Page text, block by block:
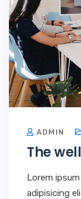
ADMIN
The
Lorem
adipisicing